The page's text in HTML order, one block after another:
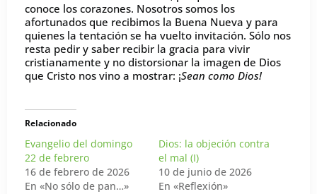
conoce los corazones. Nosotros somos los
afortunados que recibimos la Buena Nueva y para
quienes la tentación se ha vuelto invitación. Sólo nos
resta pedir y saber recibir la gracia para vivir
cristianamente y no distorsionar la imagen de Dios
que Cristo nos vino a mostrar: ¡Sean como Dios!
Relacionado
Evangelio del domingo
22 de febrero
16 de febrero de 2026
En «No sólo de pan…»
Dios: la objeción contra
el mal (I)
10 de junio de 2026
En «Reflexión»